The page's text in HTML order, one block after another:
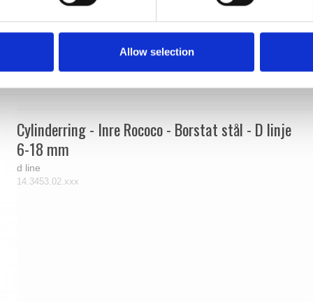
Allow selection
Cylinderring - Inre Rococo - Borstat stål - D linje
6-18 mm
d line
14.3453.02.xxx